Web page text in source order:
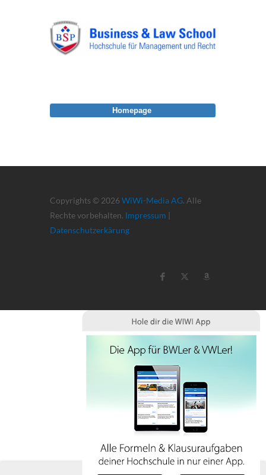
Copyrights © 2026 WiWi-Media AG. Alle
Rechte vorbehalten. Impressum |
Datenschutzerkärung
Homepage